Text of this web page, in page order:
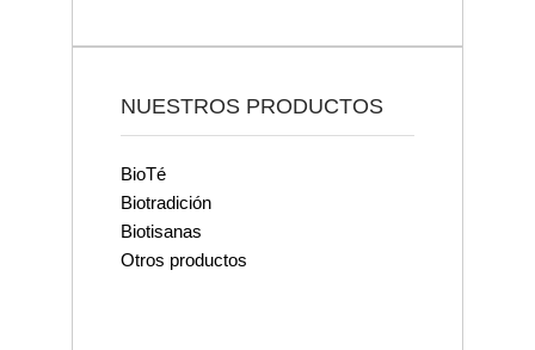
NUESTROS PRODUCTOS
BioTé
Biotradición
Biotisanas
Otros productos